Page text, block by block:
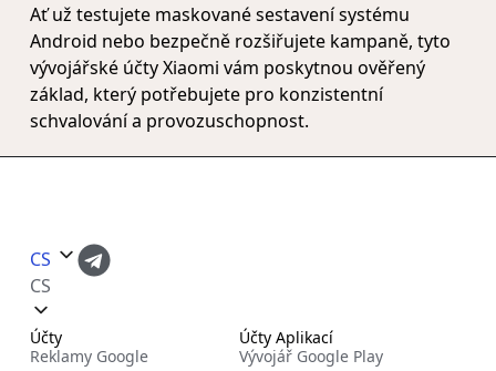
Ať už testujete maskované sestavení systému
Android nebo bezpečně rozšiřujete kampaně, tyto
vývojářské účty Xiaomi vám poskytnou ověřený
základ, který potřebujete pro konzistentní
schvalování a provozuschopnost.
CS
CS
Účty
Reklamy Google
Účty Aplikací
Vývojář Google Play